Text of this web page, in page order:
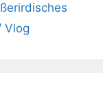
Vlog